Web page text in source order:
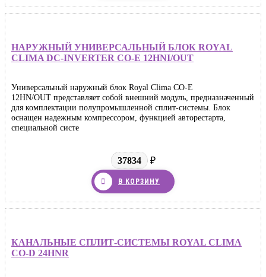
НАРУЖНЫЙ УНИВЕРСАЛЬНЫЙ БЛОК ROYAL
CLIMA DC-INVERTER CO-E 12HNI/OUT
Универсальный наружный блок Royal Clima CO-E
12HN/OUT представляет собой внешний модуль, предназначенный
для комплектации полупромышленной сплит-системы. Блок
оснащен надежным компрессором, функцией авторестарта,
специальной систе
37834 ₽
В КОРЗИНУ
КАНАЛЬНЫЕ СПЛИТ-СИСТЕМЫ ROYAL CLIMA
CO-D 24HNR